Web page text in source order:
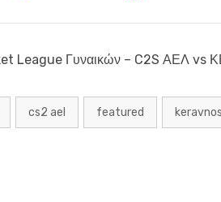
League Γυναικών – C2S ΑΕΛ vs
cs2 ael featured keravnos